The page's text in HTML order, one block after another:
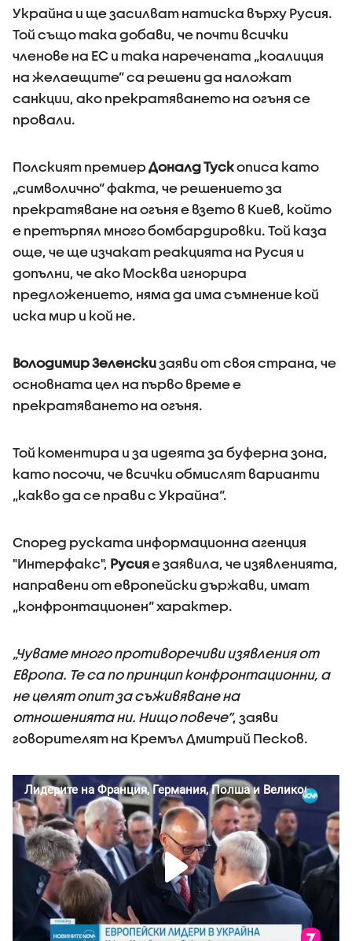
Украйна и ще засилват натиска върху Русия.
Той също така добави, че почти всички
членове на ЕС и така наречената „коалиция
на желаещите” са решени да наложат
санкции, ако прекратяването на огъня се
провали.
Полският премиерДоналд Тускописа като
„символично“ факта, че решението за
прекратяване на огъня е взето в Киев, който
е претърпял много бомбардировки. Той каза
още, че ще изчакат реакцията на Русия и
допълни, че ако Москва игнорира
предложението, няма да има съмнение кой
иска мир и кой не.
Володимир Зеленскизаяви от своя страна, че
основната цел на първо време е
прекратяването на огъня.
Той коментира и за идеята за буферна зона,
като посочи, че всички обмислят варианти
„какво да се прави с Украйна“.
Според руската информационна агенция
"Интерфакс", Русияе заявила, че изявленията,
направени от европейски държави, имат
„конфронтационен“ характер.
„Чуваме много противоречиви изявления от
Европа. Те са по принцип конфронтационни, а
не целят опит за съживяване на
отношенията ни. Нищо повече“, заяви
говорителят на Кремъл Дмитрий Песков.